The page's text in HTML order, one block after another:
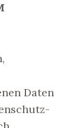
Daten